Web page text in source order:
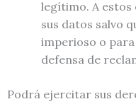
legítimo. A
sus datos salvo
imperioso o
defensa de
Podrá ejercitar sus